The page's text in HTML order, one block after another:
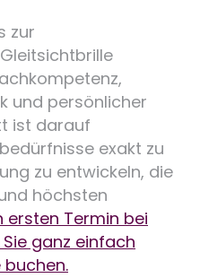
zur
und persönlicher
ist darauf
exakt zu
zu entwickeln, die
höchsten
ersten Termin bei
ganz einfach